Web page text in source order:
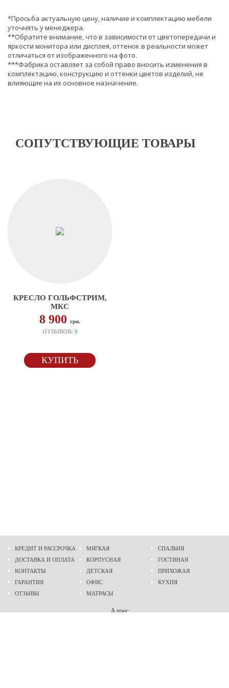
*Просьба актуальную цену, наличие и комплектацию мебели
уточнять у менеджера.
**Обратите внимание, что в зависимости от цветопередачи и
яркости монитора или дисплея, оттенок в реальности может
отличаться от изображенного на фото.
***Фабрика оставляет за собой право вносить изменения в
комплектацию, конструкцию и оттенки цветов изделий, не
влияющие на их основное назначение.
СОПУТСТВУЮЩИЕ ТОВАРЫ
КРЕСЛО ГОЛЬФСТРИМ,
МКС
8 900грн.
ОТЗЫВОВ: 0
КУПИТЬ
КРЕДИТ И РАССРОЧКА
ДОСТАВКА И ОПЛАТА
КОНТАКТЫ
ГАРАНТИЯ
ОТЗЫВЫ
МЯГКАЯ
КОРПУСНАЯ
ДЕТСКАЯ
ОФИС
МАТРАСЫ
СПАЛЬНЯ
ГОСТИНАЯ
ПРИХОЖАЯ
КУХНЯ
Адрес